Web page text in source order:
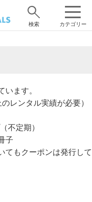
カテゴリー
検索
います。
レンタル実績が必要）
不定期）
子
てもクーポンは発行して